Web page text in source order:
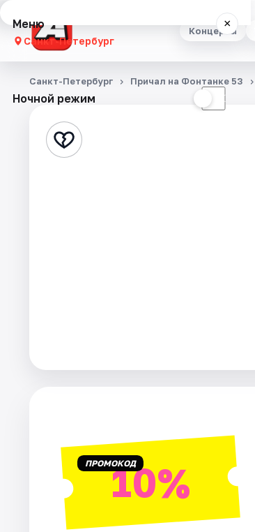
Концерты
Меню ×
Санкт-Петербург
Концерты
Стендап
Рейтинги
Ночной режим ☾
Санкт-Петербург Причал на Фонтанке 53
ПРОМОКОД10%